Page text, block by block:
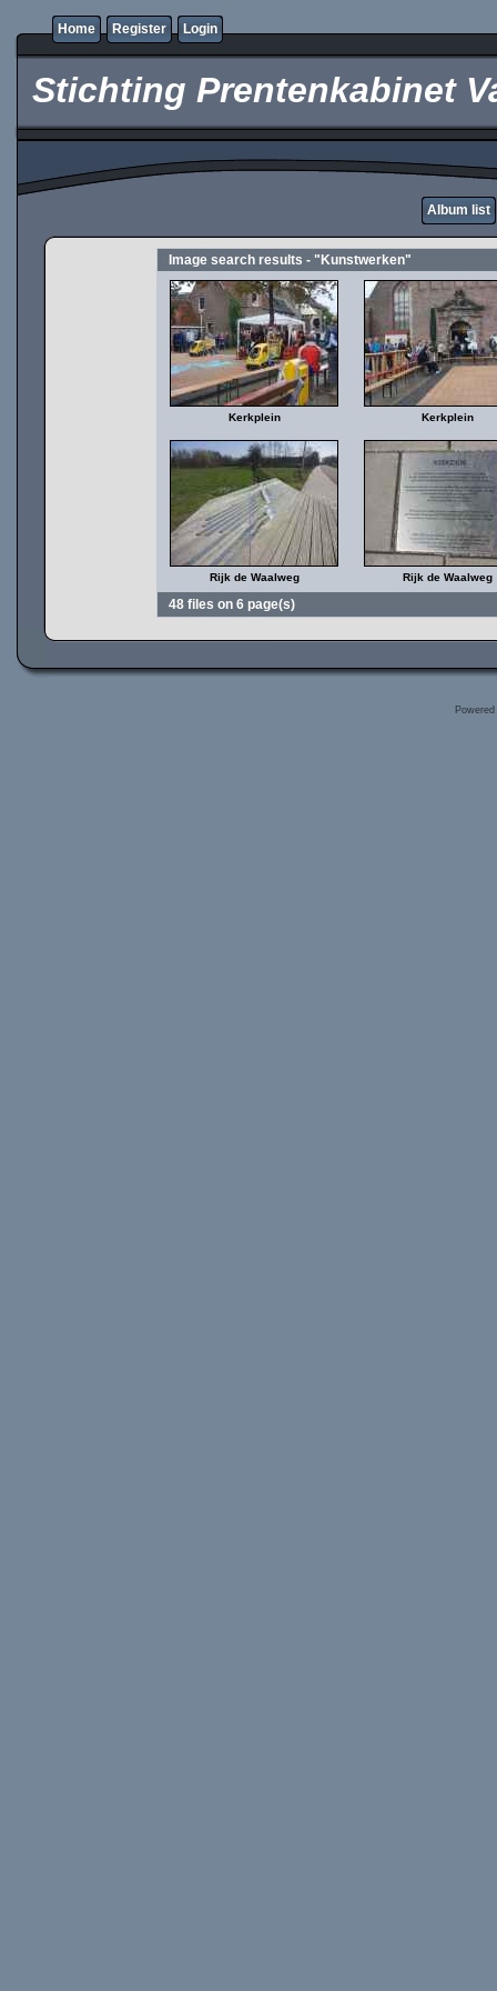
Home Register Login
Stichting Prentenkabinet
Album list
Image search results - "Kunstwerken"
Kerkplein Kerkplein
Rijk de Waalweg Rijk de Waalweg
48 files on 6 page(s)